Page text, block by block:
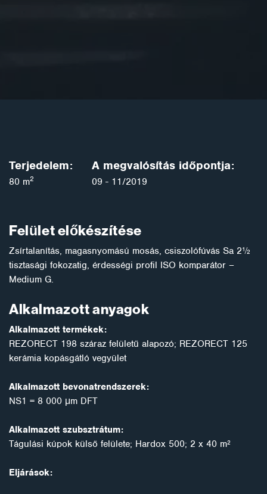
Terjedelem:
80 m2
A megvalósítás időpontja:
09 - 11/2019
Felület előkészítése
Zsírtalanítás, magasnyomású mosás, csiszolófúvás Sa 2½
tisztasági fokozatig, érdességi profil ISO komparátor –
Medium G.
Alkalmazott anyagok
Alkalmazott termékek:
REZORECT 198 száraz felületű alapozó; REZORECT 125
kerámia kopásgátló vegyület
Alkalmazott bevonatrendszerek:
NS1 = 8 000 μm DFT
Alkalmazott szubsztrátum:
Tágulási kúpok külső felülete; Hardox 500; 2 x 40 m²
Eljárások: